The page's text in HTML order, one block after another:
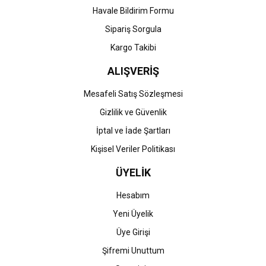
Gönder
Havale Bildirim Formu
Sipariş Sorgula
Kargo Takibi
ALIŞVERİŞ
Mesafeli Satış Sözleşmesi
Gizlilik ve Güvenlik
İptal ve İade Şartları
Kişisel Veriler Politikası
ÜYELİK
Hesabım
Yeni Üyelik
Üye Girişi
Şifremi Unuttum